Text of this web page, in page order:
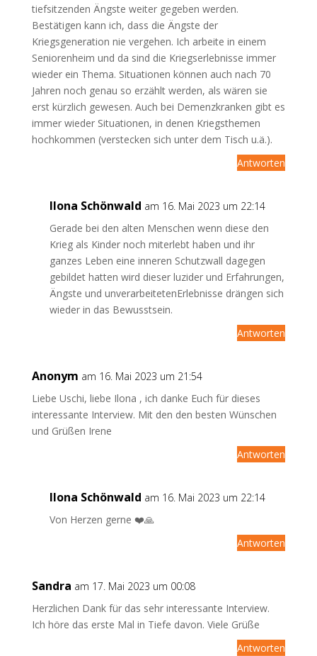
tiefsitzenden Ängste weiter gegeben werden.
Bestätigen kann ich, dass die Ängste der
Kriegsgeneration nie vergehen. Ich arbeite in einem
Seniorenheim und da sind die Kriegserlebnisse immer
wieder ein Thema. Situationen können auch nach 70
Jahren noch genau so erzählt werden, als wären sie
erst kürzlich gewesen. Auch bei Demenzkranken gibt es
immer wieder Situationen, in denen Kriegsthemen
hochkommen (verstecken sich unter dem Tisch u.ä.).
Antworten
Ilona Schönwald am 16. Mai 2023 um 22:14
Gerade bei den alten Menschen wenn diese den
Krieg als Kinder noch miterlebt haben und ihr
ganzes Leben eine inneren Schutzwall dagegen
gebildet hatten wird dieser luzider und Erfahrungen,
Ängste und unverarbeitetenErlebnisse drängen sich
wieder in das Bewusstsein.
Antworten
Anonym am 16. Mai 2023 um 21:54
Liebe Uschi, liebe Ilona , ich danke Euch für dieses
interessante Interview. Mit den den besten Wünschen
und Grüßen Irene
Antworten
Ilona Schönwald am 16. Mai 2023 um 22:14
Von Herzen gerne ❤️🙏
Antworten
Sandra am 17. Mai 2023 um 00:08
Herzlichen Dank für das sehr interessante Interview.
Ich höre das erste Mal in Tiefe davon. Viele Grüße
Antworten